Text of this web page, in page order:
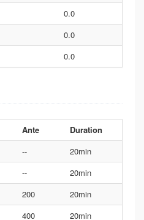
0.0
0.0
0.0
Ante
Duration
--
20min
--
20min
200
20min
400
20min